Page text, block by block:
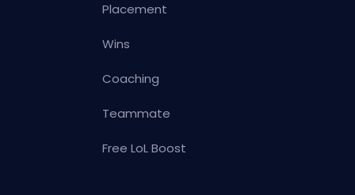
Placement
Wins
Coaching
Teammate
Free LoL Boost